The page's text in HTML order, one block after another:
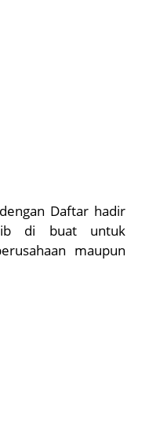
Daftar hadir
di buat untuk
maupun